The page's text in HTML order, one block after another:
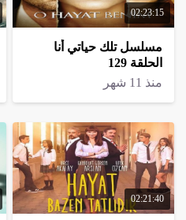
02:23:15
مسلسل تلك حياتي أنا
الحلقة 129
منذ 11 شهر
02:21:40